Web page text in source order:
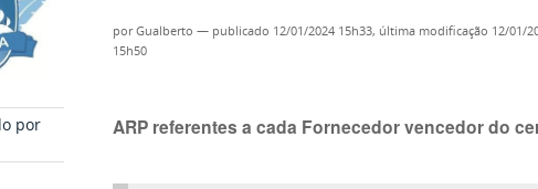
por
porGualberto — publicado 12/01/2024 15h33, última modificação 12/01/
15h50
ARP referentes a cada Fornecedor vencedor do